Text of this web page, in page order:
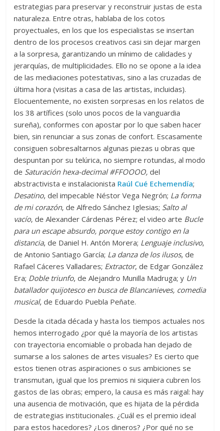
estrategias para preservar y reconstruir justas de esta
naturaleza. Entre otras, hablaba de los cotos
proyectuales, en los que los especialistas se insertan
dentro de los procesos creativos casi sin dejar margen
a la sorpresa, garantizando un mínimo de calidades y
jerarquías, de multiplicidades. Ello no se opone a la idea
de las mediaciones potestativas, sino a las cruzadas de
última hora (visitas a casa de las artistas, incluidas).
Elocuentemente, no existen sorpresas en los relatos de
los 38 artífices (solo unos pocos de la vanguardia
sureña), conformes con apostar por lo que saben hacer
bien, sin renunciar a sus zonas de confort. Escasamente
consiguen sobresaltarnos algunas piezas u obras que
despuntan por su telúrica, no siempre rotundas, al modo
de Saturación hexa-decimal #FFOOOO,del
abstractivista e instalacionista Raúl Cué Echemendía;
Desatino, del impecable Néstor Vega Negrón; La forma
de mi corazón, de Alfredo Sánchez Iglesias; Salto al
vacío, de Alexander Cárdenas Pérez; el video arte Bucle
para un escape absurdo, porque estoy contigo en la
distancia, de Daniel H. Antón Morera; Lenguaje inclusivo,
de Antonio Santiago García; La danza de los ilusos, de
Rafael Cáceres Valladares; Extractor, de Edgar González
Era; Doble triunfo, de Alejandro Munilla Madruga; y Un
batallador quijotesco en busca de Blancanieves, comedia
musical, de Eduardo Puebla Peñate.
Desde la citada década y hasta los tiempos actuales nos
hemos interrogado ¿por qué la mayoría de los artistas
con trayectoria encomiable o probada han dejado de
sumarse a los salones de artes visuales? Es cierto que
estos tienen otras aspiraciones o sus ambiciones se
transmutan, igual que los premios ni siquiera cubren los
gastos de las obras; empero, la causa es más raigal: hay
una ausencia de motivación, que es hijata de la pérdida
de estrategias institucionales. ¿Cuál es el premio ideal
para estos hacedores? ¿Los dineros? ¿Por qué no se